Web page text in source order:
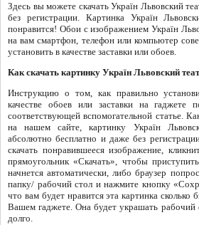
Здесь вы можете скачать Україн Львовский
без регистрации. Картинка Україн
понравится! Обои с изображением Україн
на вам смартфон, телефон или компьютер
установить в качестве заставки или обоев.
Как скачать картинку Україн Львовский
Инструкцию о том, как правильно
качестве обоев или заставки на
соответствующей вспомогательной статье.
на нашем сайте, картинку Україн
абсолютно бесплатно и даже без
скачать понравившееся изображение,
прямоугольник «Скачать», чтобы
начнется автоматически, либо браузер
папку/ рабочий стол и нажмите кнопку
что вам будет нравится эта картинка
Вашем гаджете. Она будет украшать рабочий
долго.